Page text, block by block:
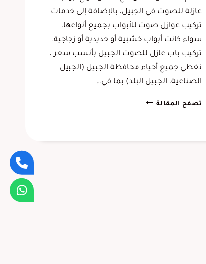
عازلة للصوت في الجبيل، بالإضافة إلى خدمات
تركيب عوازل صوت للأبواب بجميع أنواعها،
سواء كانت أبواب خشبية أو حديدية أو زجاجية.
تركيب باب عازل للصوت الجبيل بأنسب سعر ،
نغطي جميع أحياء محافظة الجبيل (الجبيل
الصناعية، الجبيل البلد) بما في…
تصفح المقالةباب